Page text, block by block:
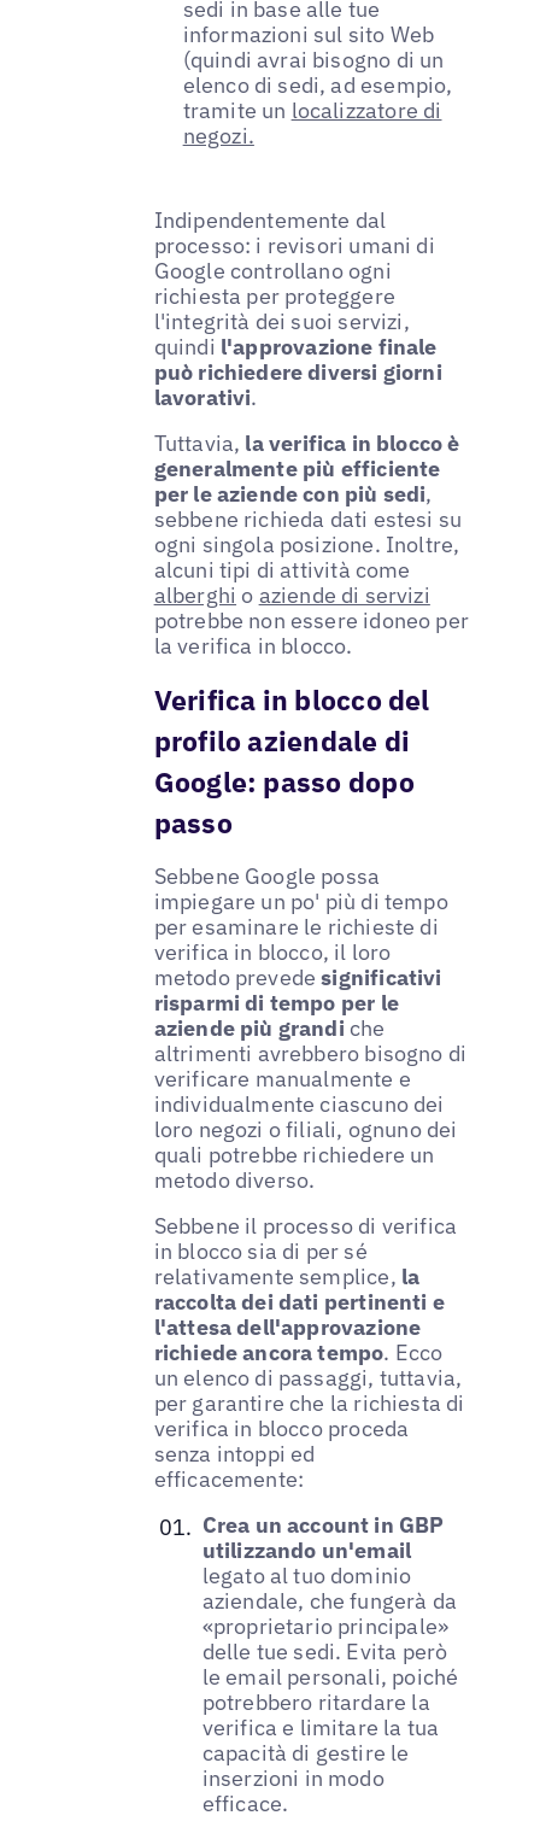
sedi in base alle tue
informazioni sul sito Web
(quindi avrai bisogno di un
elenco di sedi, ad esempio,
tramite un localizzatore di
negozi.
Indipendentemente dal
processo: i revisori umani di
Google controllano ogni
richiesta per proteggere
l'integrità dei suoi servizi,
quindi l'approvazione finale
può richiedere diversi giorni
lavorativi.
Tuttavia, la verifica in blocco è
generalmente più efficiente
per le aziende con più sedi,
sebbene richieda dati estesi su
ogni singola posizione. Inoltre,
alcuni tipi di attività come
alberghi o aziende di servizi
potrebbe non essere idoneo per
la verifica in blocco.
Verifica in blocco del
profilo aziendale di
Google: passo dopo
passo
Sebbene Google possa
impiegare un po' più di tempo
per esaminare le richieste di
verifica in blocco, il loro
metodo prevedesignificativi
risparmi di tempo per le
aziende più grandi che
altrimenti avrebbero bisogno di
verificare manualmente e
individualmente ciascuno dei
loro negozi o filiali, ognuno dei
quali potrebbe richiedere un
metodo diverso.
Sebbene il processo di verifica
in blocco sia di per sé
relativamente semplice, la
raccolta dei dati pertinenti e
l'attesa dell'approvazione
richiede ancora tempo. Ecco
un elenco di passaggi, tuttavia,
per garantire che la richiesta di
verifica in blocco proceda
senza intoppi ed
efficacemente:
Crea un account in GBP
utilizzando un'email
legato al tuo dominio
aziendale, che fungerà da
«proprietario principale»
delle tue sedi. Evita però
le email personali, poiché
potrebbero ritardare la
verifica e limitare la tua
capacità di gestire le
inserzioni in modo
efficace.